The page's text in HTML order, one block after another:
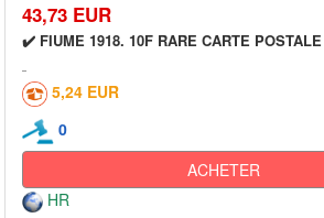
43,73 EUR
✔️ FIUME 1918. 10F RARE CARTE
5,24 EUR
0
ACHETER
HR